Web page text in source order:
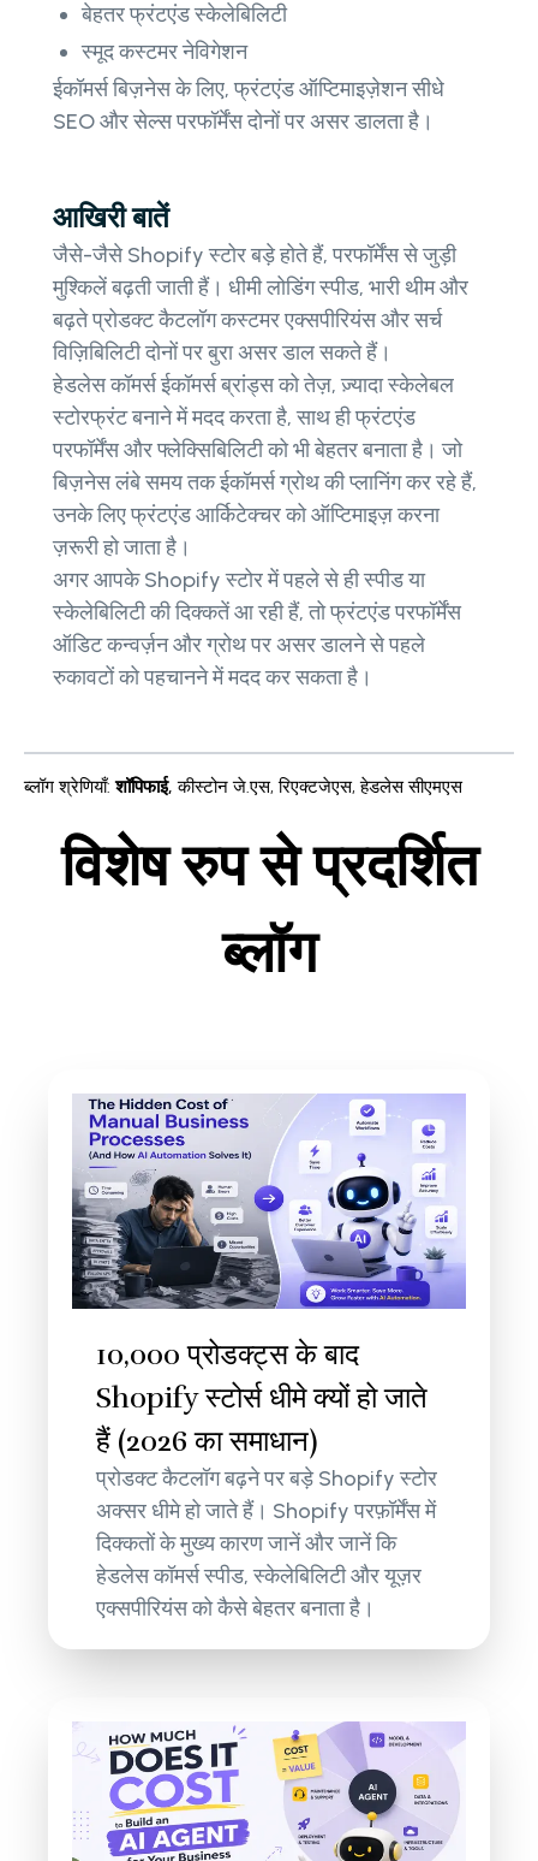
बेहतर फ्रंटएंड स्केलेबिलिटी
स्मूद कस्टमर नेविगेशन
ईकॉमर्स बिज़नेस के लिए, फ्रंटएंड ऑप्टिमाइज़ेशन सीधे
SEO और सेल्स परफॉर्मेंस दोनों पर असर डालता है।
आखिरी बातें
जैसे-जैसे Shopify स्टोर बड़े होते हैं, परफॉर्मेंस से जुड़ी
मुश्किलें बढ़ती जाती हैं। धीमी लोडिंग स्पीड, भारी थीम और
बढ़ते प्रोडक्ट कैटलॉग कस्टमर एक्सपीरियंस और सर्च
विज़िबिलिटी दोनों पर बुरा असर डाल सकते हैं।
हेडलेस कॉमर्स ईकॉमर्स ब्रांड्स को तेज़, ज़्यादा स्केलेबल
स्टोरफ्रंट बनाने में मदद करता है, साथ ही फ्रंटएंड
परफॉर्मेंस और फ्लेक्सिबिलिटी को भी बेहतर बनाता है। जो
बिज़नेस लंबे समय तक ईकॉमर्स ग्रोथ की प्लानिंग कर रहे हैं,
उनके लिए फ्रंटएंड आर्किटेक्चर को ऑप्टिमाइज़ करना
ज़रूरी हो जाता है।
अगर आपके Shopify स्टोर में पहले से ही स्पीड या
स्केलेबिलिटी की दिक्कतें आ रही हैं, तो फ्रंटएंड परफॉर्मेंस
ऑडिट कन्वर्ज़न और ग्रोथ पर असर डालने से पहले
रुकावटों को पहचानने में मदद कर सकता है।
ब्लॉग श्रेणियाँ: शॉपिफाई, कीस्टोन जे.एस,रिएक्टजेएस,हेडलेस सीएमएस
विशेष रुप से प्रदर्शित
ब्लॉग
10,000 प्रोडक्ट्स के बाद
Shopify स्टोर्स धीमे क्यों हो जाते
हैं (2026 का समाधान)
प्रोडक्ट कैटलॉग बढ़ने पर बड़े Shopify स्टोर
अक्सर धीमे हो जाते हैं। Shopify परफ़ॉर्मेंस में
दिक्कतों के मुख्य कारण जानें और जानें कि
हेडलेस कॉमर्स स्पीड, स्केलेबिलिटी और यूज़र
एक्सपीरियंस को कैसे बेहतर बनाता है।